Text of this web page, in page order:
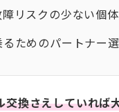
リスクの少ない個
ためのパートナー
換さえしていれば